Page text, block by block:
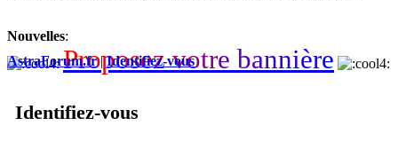
Nouvelles:
Proposez votre bannière
AstraForum.fr|Identifiez-vous
Identifiez-vous